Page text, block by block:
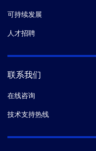
可持续发展
人才招聘
联系我们
在线咨询
技术支持热线